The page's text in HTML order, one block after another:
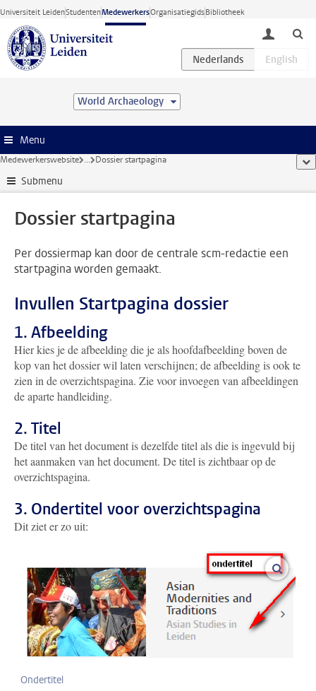
Ga direct naar de inhoud
Universiteit LeidenStudentenMedewerkersOrganisatiegidsBibliotheek
toggle
World Archaeology
Menu
Medewerkerswebsite ... Dossier startpagina
Submenu
Dossier startpagina
Per dossiermap kan door de centrale scm-redactie een
startpagina worden gemaakt.
Invullen Startpagina dossier
1. Afbeelding
Hier kies je de afbeelding die je als hoofdafbeelding boven de
kop van het dossier wil laten verschijnen; de afbeelding is ook te
zien in de overzichtspagina. Zie voor invoegen van afbeeldingen
de aparte handleiding.
2. Titel
De titel van het document is dezelfde titel als die is ingevuld bij
het aanmaken van het document. De titel is zichtbaar op de
overzichtspagina.
3. Ondertitel voor overzichtspagina
Dit ziet er zo uit:
Ondertitel